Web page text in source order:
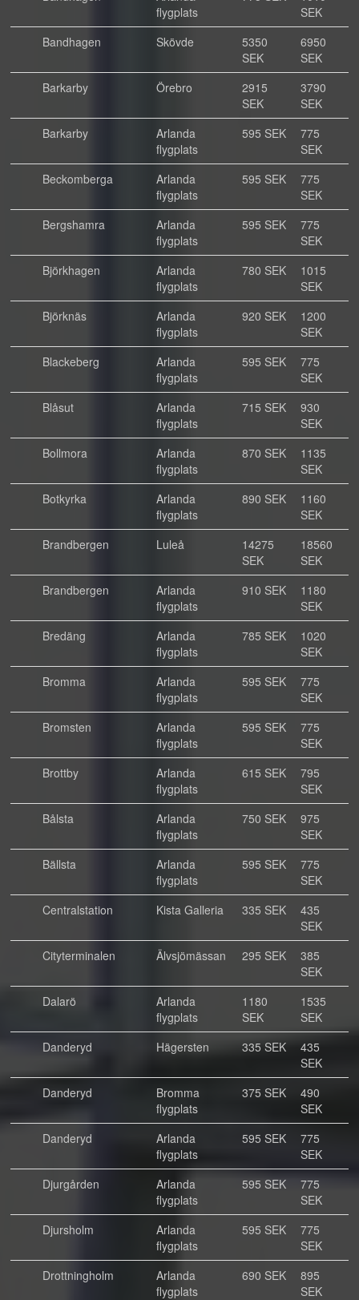
flygplats
SEK
Bandhagen
Skövde
5350
SEK
6950
SEK
Barkarby
Örebro
2915
SEK
3790
SEK
Barkarby
Arlanda
flygplats
595 SEK
775
SEK
Beckomberga
Arlanda
flygplats
595 SEK
775
SEK
Bergshamra
Arlanda
flygplats
595 SEK
775
SEK
Björkhagen
Arlanda
flygplats
780 SEK
1015
SEK
Björknäs
Arlanda
flygplats
920 SEK
1200
SEK
Blackeberg
Arlanda
flygplats
595 SEK
775
SEK
Blåsut
Arlanda
flygplats
715 SEK
930
SEK
Bollmora
Arlanda
flygplats
870 SEK
1135
SEK
Botkyrka
Arlanda
flygplats
890 SEK
1160
SEK
Brandbergen
Luleå
14275
SEK
18560
SEK
Brandbergen
Arlanda
flygplats
910 SEK
1180
SEK
Bredäng
Arlanda
flygplats
785 SEK
1020
SEK
Bromma
Arlanda
flygplats
595 SEK
775
SEK
Bromsten
Arlanda
flygplats
595 SEK
775
SEK
Brottby
Arlanda
flygplats
615 SEK
795
SEK
Bålsta
Arlanda
flygplats
750 SEK
975
SEK
Bällsta
Arlanda
flygplats
595 SEK
775
SEK
Centralstation
Kista Galleria 335 SEK
435
SEK
Cityterminalen
Älvsjömässan 295 SEK
385
SEK
Dalarö
Arlanda
flygplats
1180
SEK
1535
SEK
Danderyd
Hägersten 335 SEK
435
SEK
Danderyd
Bromma
flygplats
375 SEK
490
SEK
Danderyd
Arlanda
flygplats
595 SEK
775
SEK
Djurgården
Arlanda
flygplats
595 SEK
775
SEK
Djursholm
Arlanda
flygplats
595 SEK
775
SEK
Drottningholm
Arlanda
flygplats
690 SEK
895
SEK